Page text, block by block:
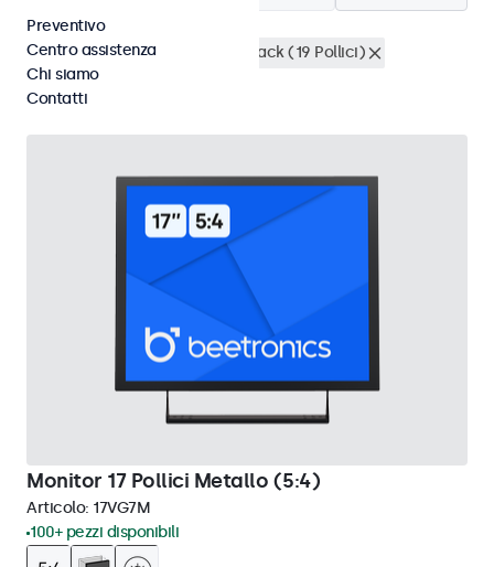
Monitor 17 pollici
Montaggio rack (19 Pollici)
Cancella i filtri
Monitor 17 Pollici Metallo (5:4)
Articolo: 17VG7M
100+ pezzi disponibili
Preventivo
Centro assistenza
Chi siamo
Contatti